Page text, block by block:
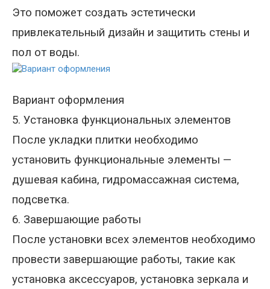
Это поможет создать эстетически
привлекательный дизайн и защитить стены и
пол от воды.
Вариант оформления
5. Установка функциональных элементов
После укладки плитки необходимо
установить функциональные элементы —
душевая кабина, гидромассажная система,
подсветка.
6. Завершающие работы
После установки всех элементов необходимо
провести завершающие работы, такие как
установка аксессуаров, установка зеркала и